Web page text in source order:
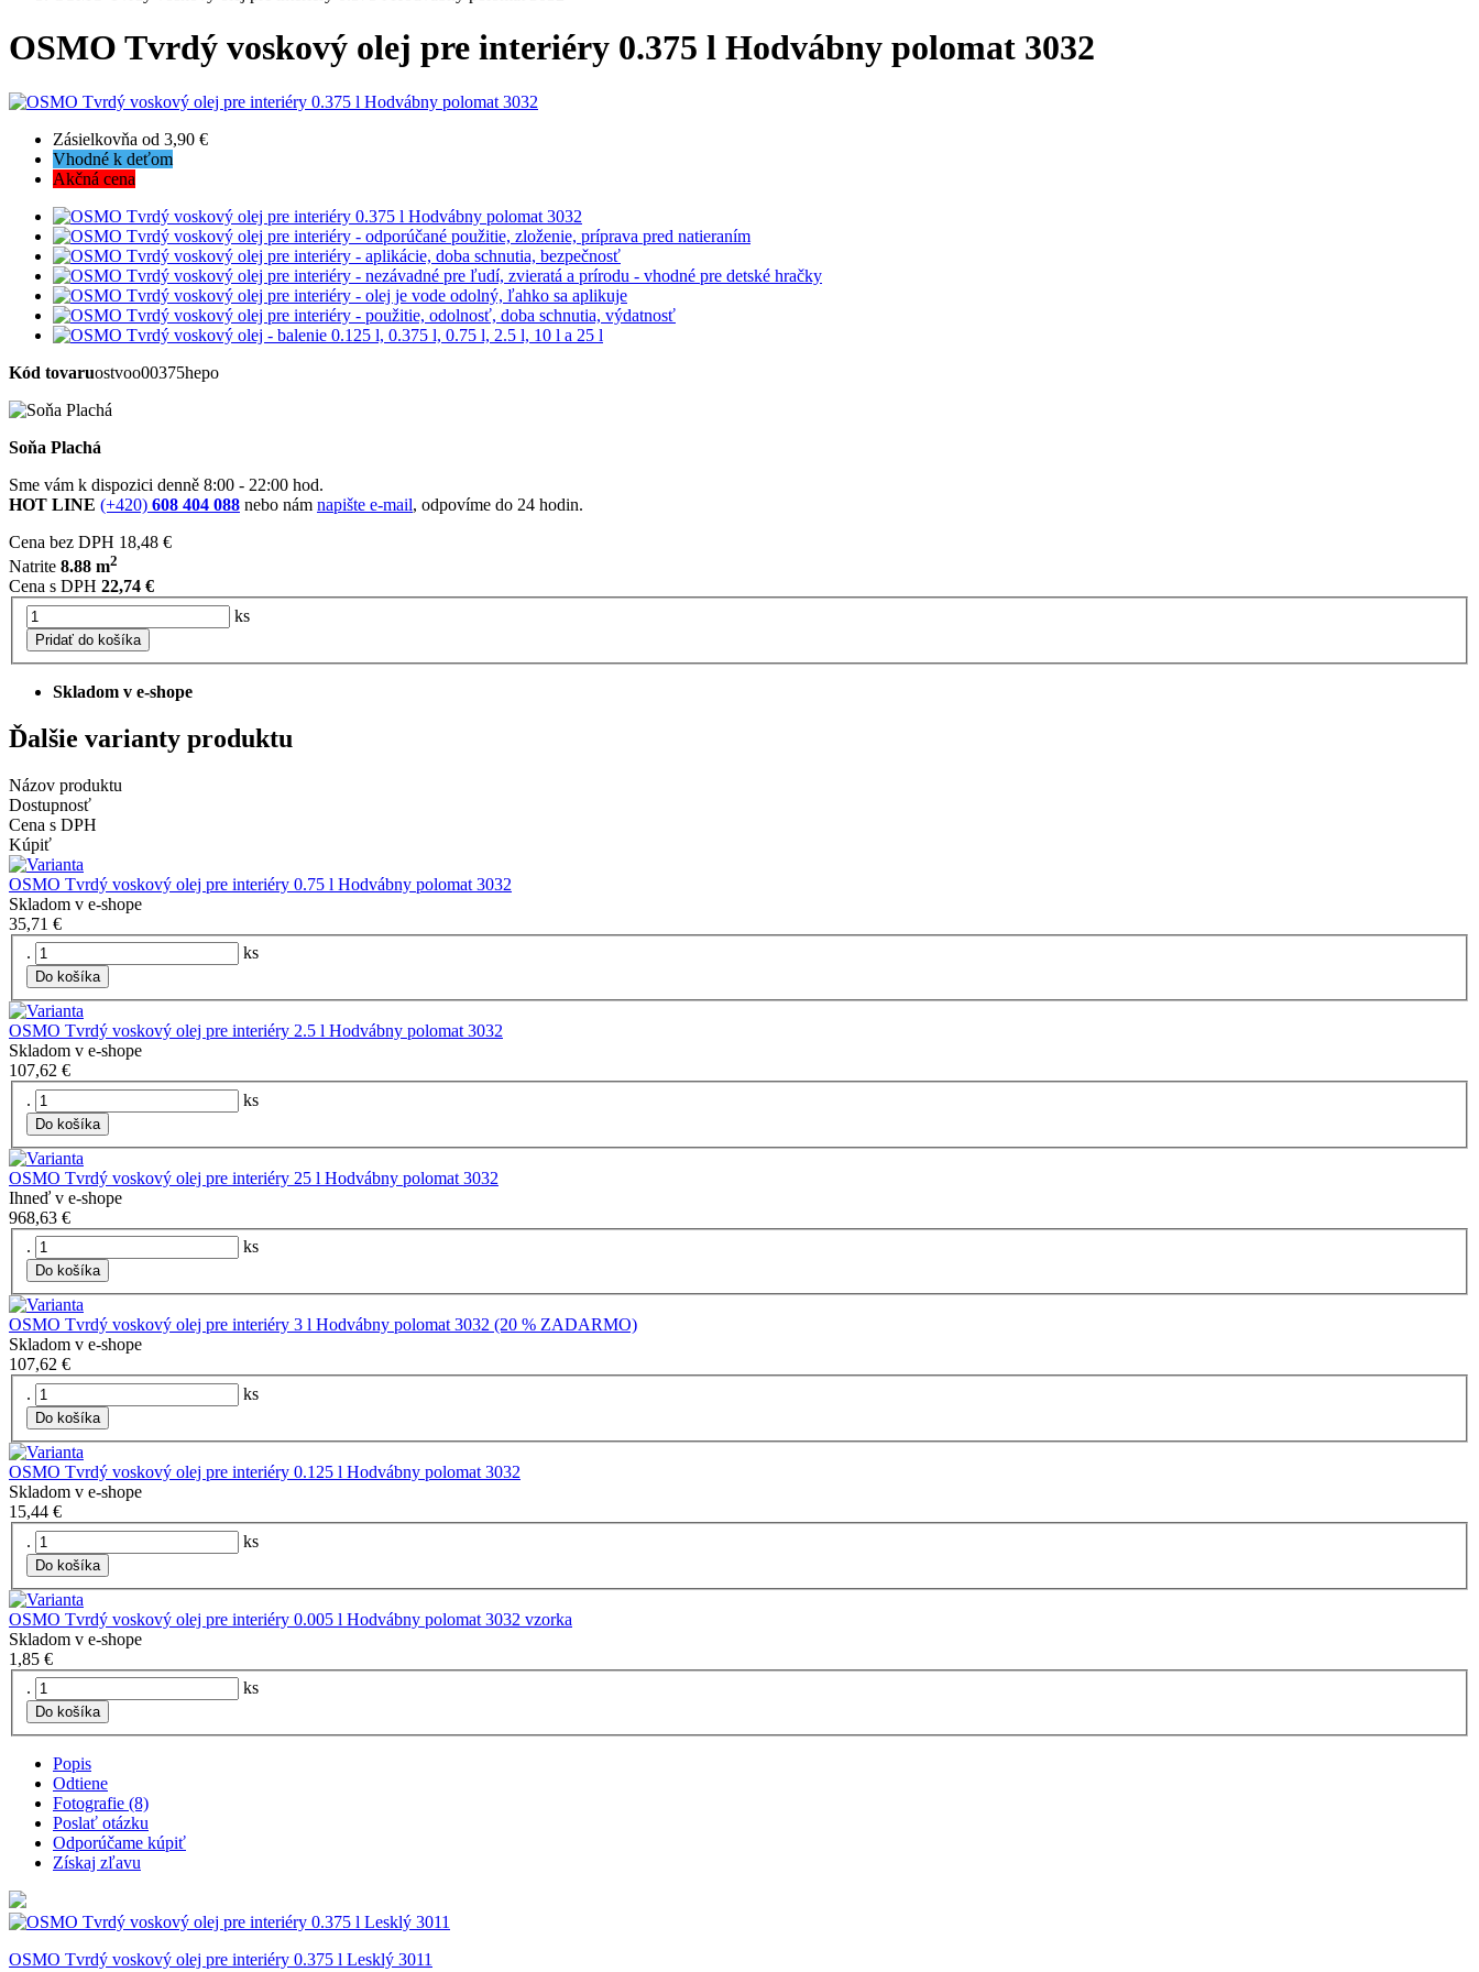
OSMO Tvrdý voskový olej pre interiéry 0.375 l Hodvábny polomat 3032
Zásielkovňa od 3,90 €
Vhodné k deťom
Akčná cena
Kód tovaruostvoo00375hepo
Soňa Plachá
Sme vám k dispozici denně 8:00 - 22:00 hod.
HOT LINE (+420) 608 404 088 nebo nám napište e-mail, odpovíme do 24 hodin.
Cena bez DPH 18,48 €
Natrite 8.88 m2
Cena s DPH 22,74 €
ks
Pridať do košíka
Skladom v e-shope
Ďalšie varianty produktu
Názov produktu
Dostupnosť
Cena s DPH
Kúpiť
OSMO Tvrdý voskový olej pre interiéry 0.75 l Hodvábny polomat 3032
Skladom v e-shope
35,71 €
.
ks
Do košíka
OSMO Tvrdý voskový olej pre interiéry 2.5 l Hodvábny polomat 3032
Skladom v e-shope
107,62 €
.
ks
Do košíka
OSMO Tvrdý voskový olej pre interiéry 25 l Hodvábny polomat 3032
Ihneď v e-shope
968,63 €
.
ks
Do košíka
OSMO Tvrdý voskový olej pre interiéry 3 l Hodvábny polomat 3032 (20 % ZADARMO)
Skladom v e-shope
107,62 €
.
ks
Do košíka
OSMO Tvrdý voskový olej pre interiéry 0.125 l Hodvábny polomat 3032
Skladom v e-shope
15,44 €
.
ks
Do košíka
OSMO Tvrdý voskový olej pre interiéry 0.005 l Hodvábny polomat 3032 vzorka
Skladom v e-shope
1,85 €
.
ks
Do košíka
Popis
Odtiene
Fotografie (8)
Poslať otázku
Odporúčame kúpiť
Získaj zľavu
OSMO Tvrdý voskový olej pre interiéry 0.375 l Lesklý 3011